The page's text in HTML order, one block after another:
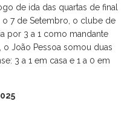
de ida das quartas de final
7 de Setembro, o clube de
por 3 a 1 como mandante
o João Pessoa somou duas
3 a 1 em casa e 1 a 0 em